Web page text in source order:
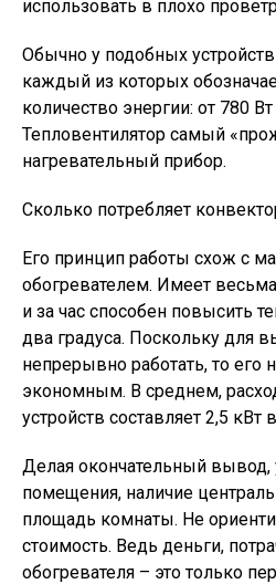
использовать в плохо
Обычно у подобных
каждый из которых
количество энергии: от 780
Тепловентилятор самый
нагревательный прибор.
Сколько потребляет
Его принцип работы схож с
обогревателем. Имеет
и за час способен повысить
два градуса. Поскольку для
непрерывно работать, то его
экономным. В среднем,
устройств составляет 2,5 кВт
Делая окончательный вывод,
помещения, наличие
площадь комнаты. Не
стоимость. Ведь деньги,
обогревателя – это только